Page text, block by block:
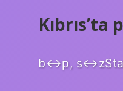
b↔p,